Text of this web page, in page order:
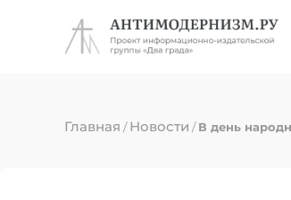
Главная /Новости /В день